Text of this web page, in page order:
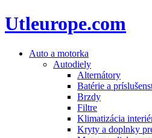
Utleurope.com
Auto a motorka
Autodiely
Alternátory
Batérie a
Brzdy
Filtre
Klimatizácia
Kryty a doplnky